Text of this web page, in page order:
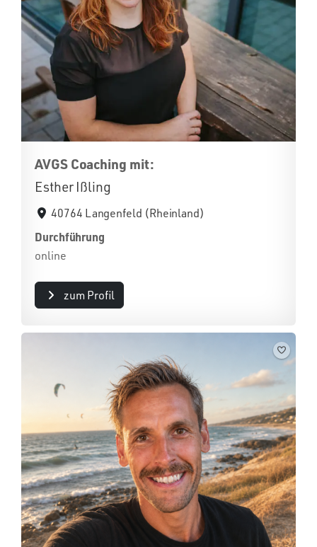
AVGS Coaching mit:
Esther Ißling
40764 Langenfeld (Rheinland)
Durchführung
online
zum Profil